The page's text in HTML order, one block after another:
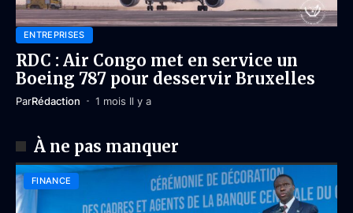
ENTREPRISES
RDC : Air Congo met en service un
Boeing 787 pour desservir Bruxelles
ParRédaction 1 mois Il y a
À ne pas manquer
FINANCE